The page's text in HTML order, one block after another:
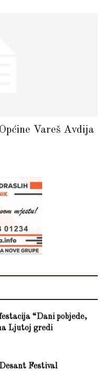
Vareš Avdija
“Dani pobjede,
Ljutoj gredi
Festival